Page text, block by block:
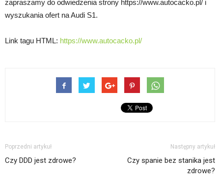
zapraszamy do odwiedzenia strony https://www.autocacko.pl/ i
wyszukania ofert na Audi S1.
Link tagu HTML: https://www.autocacko.pl/
Poprzedni artykuł
Czy DDD jest zdrowe?
Następny artykuł
Czy spanie bez stanika jest
zdrowe?